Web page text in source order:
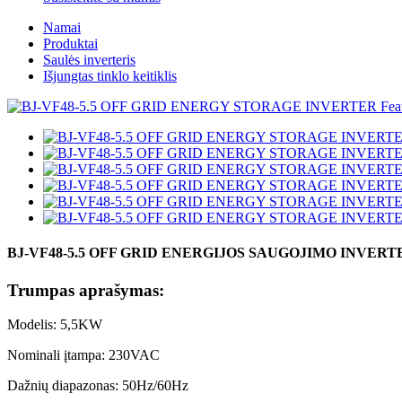
Namai
Produktai
Saulės inverteris
Išjungtas tinklo keitiklis
BJ-VF48-5.5 OFF GRID ENERGIJOS SAUGOJIMO
Trumpas aprašymas:
Modelis: 5,5KW
Nominali įtampa: 230VAC
Dažnių diapazonas: 50Hz/60Hz